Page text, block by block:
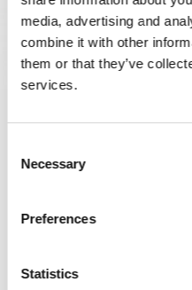
media, advertising and
combine it with other
them or that they’ve
services.
Necessary
Preferences
Statistics
Blindrosette - Nickel - Paar